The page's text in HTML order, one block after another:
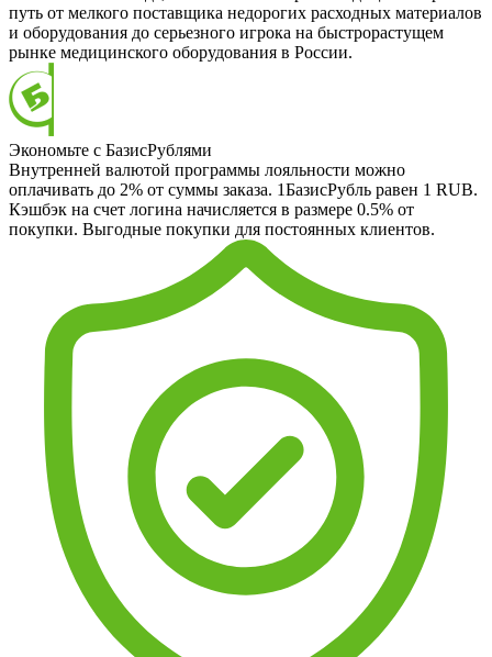
путь от мелкого поставщика недорогих расходных материалов
и оборудования до серьезного игрока на быстрорастущем
рынке медицинского оборудования в России.
Экономьте с БазисРублями
Внутренней валютой программы лояльности можно
оплачивать до 2% от суммы заказа. 1БазисРубль равен 1 RUB.
Кэшбэк на счет логина начисляется в размере 0.5% от
покупки. Выгодные покупки для постоянных клиентов.